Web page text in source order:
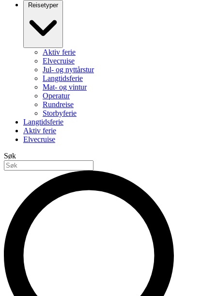
Reisetyper
Aktiv ferie
Elvecruise
Jul- og nyttårstur
Langtidsferie
Mat- og vintur
Operatur
Rundreise
Storbyferie
Langtidsferie
Aktiv ferie
Elvecruise
Søk